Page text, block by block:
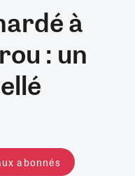
à
: un
abonnés